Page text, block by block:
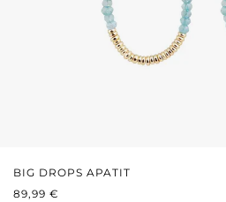
BIG DROPS APATIT
REGULÄRER PREIS:
89,99 €